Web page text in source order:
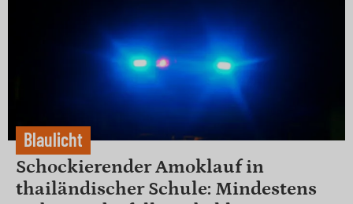
Blaulicht
Schockierender Amoklauf in
thailändischer Schule: Mindestens